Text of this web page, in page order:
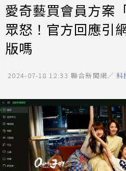
愛奇藝買會員方案
眾怒！官方回應引
版嗎
2024-07-18 12:33 聯合新聞網／ 科